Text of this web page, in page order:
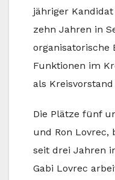
jähriger
zehn Jahren in
organisatorische
Funktionen im
als
Die Plätze fünf
und Ron Lovrec,
seit drei Jahren
Gabi Lovrec